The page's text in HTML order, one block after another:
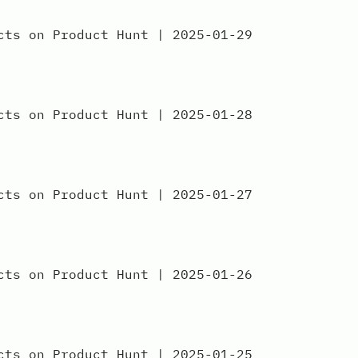
on Product Hunt | 2025-01-29
on Product Hunt | 2025-01-28
on Product Hunt | 2025-01-27
on Product Hunt | 2025-01-26
on Product Hunt | 2025-01-25